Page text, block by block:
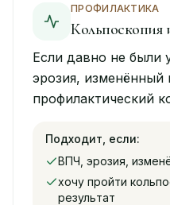
ПРОФИЛАКТИКА
Кольпоскопия
Если давно не были
эрозия, изменённый
профилактический
Подходит, если:
ВПЧ, эрозия,
хочу пройти
результат